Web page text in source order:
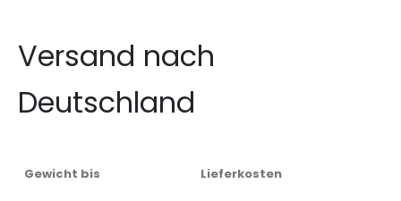
Versand nach
Deutschland
Gewicht bis Lieferkosten